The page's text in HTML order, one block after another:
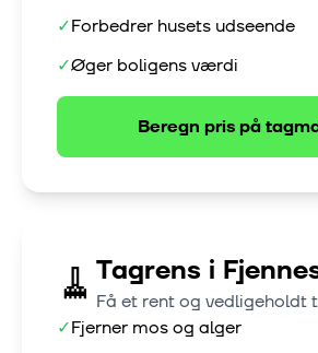
✓Forbedrer husets udseende
✓Øger boligens værdi
Beregn pris på
🧹 Tagrens i
Få et rent og vedligeholdt
✓Fjerner mos og alger